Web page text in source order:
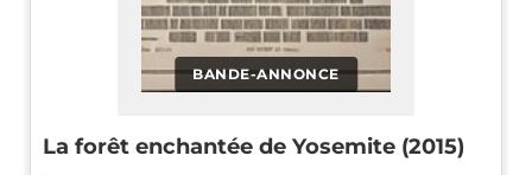
BANDE-ANNONCE
La forêt enchantée de Yosemite (2015)